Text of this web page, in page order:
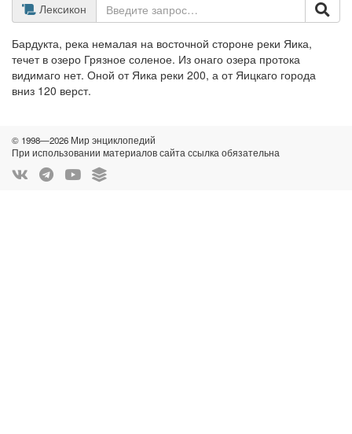
Лексикон
Бардукта, река немалая на восточной стороне реки Яика,
течет в озеро Грязное соленое. Из онаго озера протока
видимаго нет. Оной от Яика реки 200, а от Яицкаго города
вниз 120 верст.
© 1998—2026 Мир энциклопедий
При использовании материалов сайта ссылка обязательна